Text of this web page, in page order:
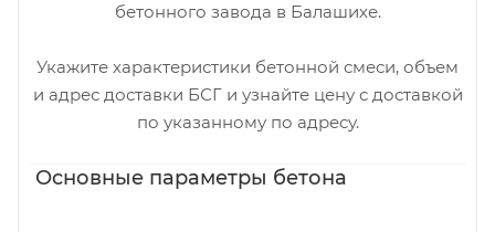
бетонного завода в Балашихе.
Укажите характеристики бетонной смеси, объем
и адрес доставки БСГ и узнайте цену с доставкой
по указанному по адресу.
Основные параметры бетона